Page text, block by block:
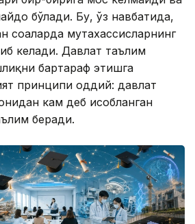
бўлади. Бу, ўз навбатида,
соҳаларда мутахассисларнинг
келади. Давлат таълим
бартараф этишга
принципи оддий: давлат
кам деб ҳисобланган
беради.